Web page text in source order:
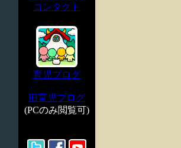
コンタクト
育児ブログ
旧育児ブログ
(PCのみ閲覧可)